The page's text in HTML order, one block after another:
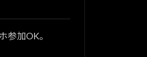
加OK。